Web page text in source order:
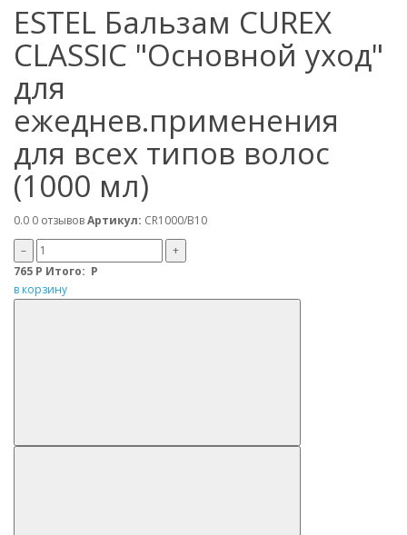
ESTEL Бальзам CUREX
CLASSIC "Основной уход"
для
ежеднев.применения
для всех типов волос
(1000 мл)
0.0 0 отзывовАртикул: CR1000/B10
–
+
765 Р Итого: Р
в корзину